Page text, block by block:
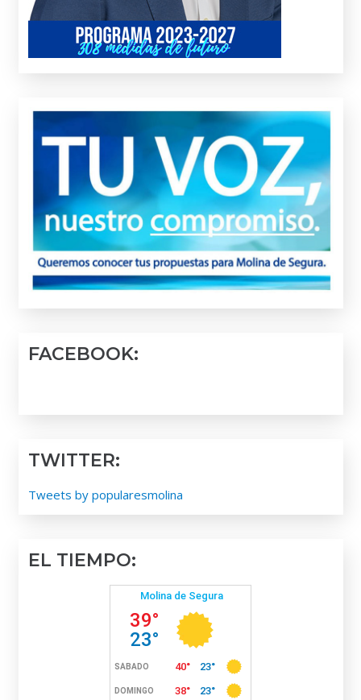
FACEBOOK:
TWITTER:
Tweets by popularesmolina
EL TIEMPO: